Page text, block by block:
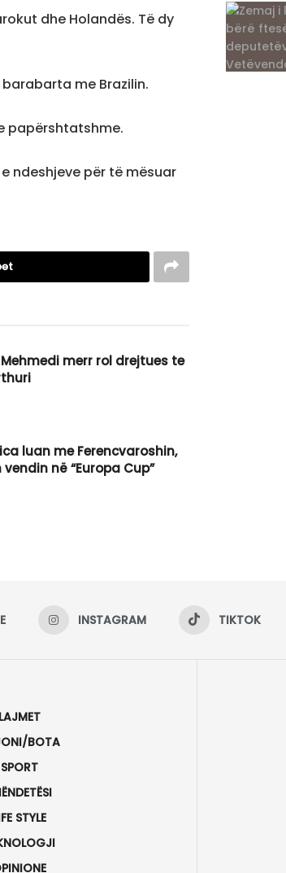
dhe Holandës. Të dy
me Brazilin.
papërshtatshme.
ndeshjeve për të mësuar
merr rol drejtues te
luan me Ferencvaroshin,
vendin në “Europa Cup”
INSTAGRAM TIKTOK
LAJMET
BOTA
SPORT
STYLE